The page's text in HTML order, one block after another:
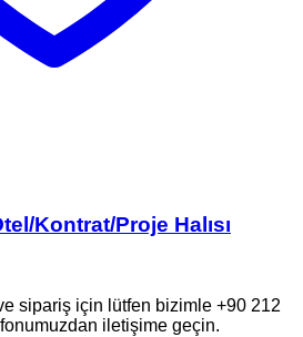
Kontrat/Proje Halısı
sipariş için lütfen bizimle +90 212
iletişime geçin.